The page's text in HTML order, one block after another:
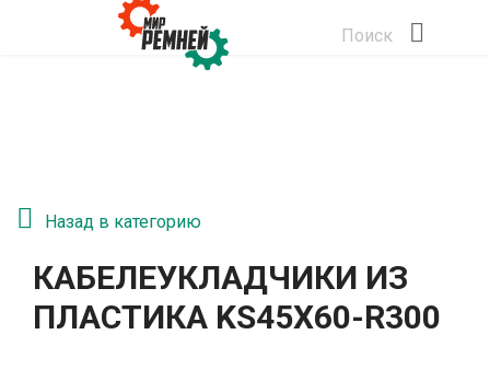
Поиск
Назад в категорию
КАБЕЛЕУКЛАДЧИКИ ИЗ
ПЛАСТИКА KS45Х60-R300